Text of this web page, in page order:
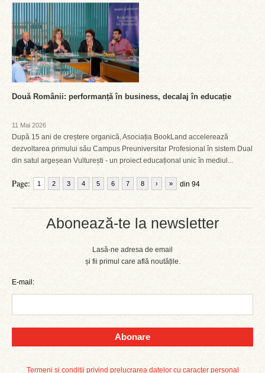
Abonează-te la newsletter
Lasă-ne adresa de email
și fii primul care află noutățile.
E-mail:
Abonare
Termeni și condiții privind prelucrarea datelor cu caracter personal
Două Românii: performanță în business, decalaj în educație
11 Mai 2026
După 15 ani de creștere organică, Asociația BookLand accelerează
dezvoltarea primului său Campus Preuniversitar Profesional în sistem Dual
din satul argeșean Vulturești - un proiect educațional unic în mediul...
Page: 1 2 3 4 5 6 7 8 din 94
› »